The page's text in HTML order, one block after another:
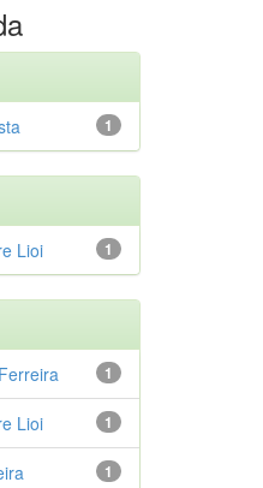
1
1
Lioi
1
1
Lioi
1